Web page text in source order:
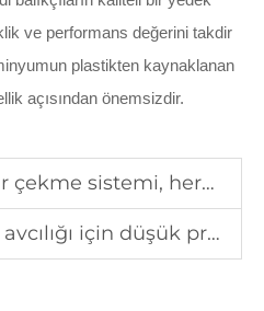
ve performans değerini takdir
plastikten kaynaklanan
açısından önemsizdir.
bir balıkçılık makarasının en kritik parçasıdır.
profilli yem atma makarasının temel özellikleri nelerdir?